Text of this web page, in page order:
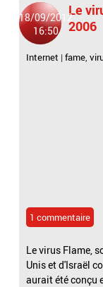
18/09/2012
16:50
Le
2006
Internet |fame,
1 commentaire
Le virus Flame,
Unis et d'Israël
aurait été conçu